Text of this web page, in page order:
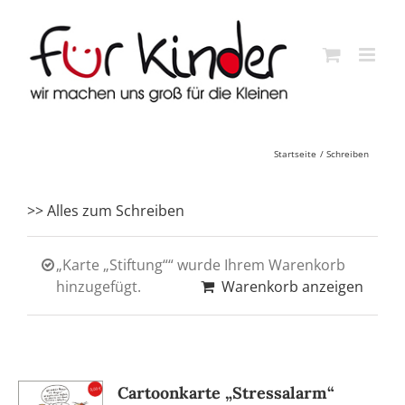
content
Startseite Schreiben
>> Alles zum Schreiben
„Karte „Stiftung““ wurde Ihrem Warenkorb
hinzugefügt.
Warenkorb anzeigen
Cartoonkarte „Stressalarm“